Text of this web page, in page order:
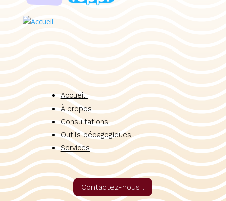
Accueil
À propos
Consultations
Outils pédagogiques
Services
Contactez-nous !